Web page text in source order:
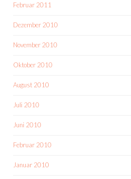
Februar 2011
Dezember 2010
November 2010
Oktober 2010
August 2010
Juli 2010
Juni 2010
Februar 2010
Januar 2010